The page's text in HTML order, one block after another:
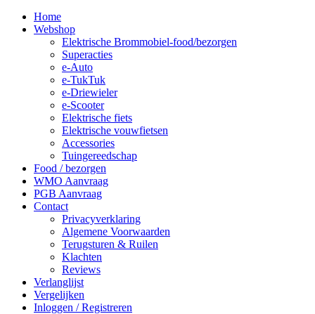
Home
Webshop
Elektrische Brommobiel-food/bezorgen
Superacties
e-Auto
e-TukTuk
e-Driewieler
e-Scooter
Elektrische fiets
Elektrische vouwfietsen
Accessories
Tuingereedschap
Food / bezorgen
WMO Aanvraag
PGB Aanvraag
Contact
Privacyverklaring
Algemene Voorwaarden
Terugsturen & Ruilen
Klachten
Reviews
Verlanglijst
Vergelijken
Inloggen / Registreren